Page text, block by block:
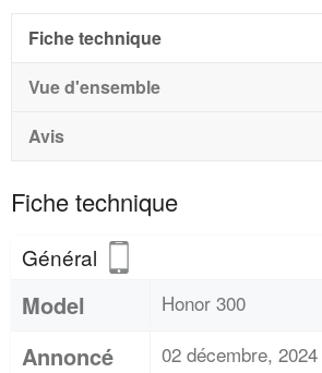
Fiche technique
Vue d'ensemble
Avis
Fiche technique
Général
Model Honor 300
Annoncé 02 décembre, 2024